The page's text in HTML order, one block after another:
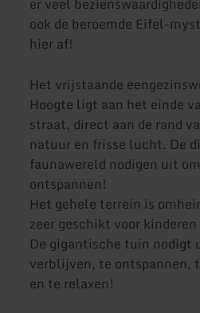
ook de beroemde Eifel-
hier af!
Het vrijstaande
Hoogte ligt aan het einde
straat, direct aan de rand
natuur en frisse lucht. De
faunawereld nodigen uit
ontspannen!
Het gehele terrein is
zeer geschikt voor
De gigantische tuin nodigt
verblijven, te ontspannen,
en te relaxen!